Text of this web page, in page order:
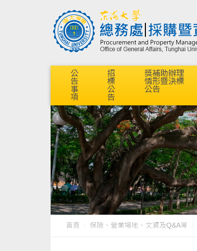
公
告
事
項
招
標
公
告
獎補助辦理
情形暨決標
公告
首頁 保險、營業場地、文資及Q&A等